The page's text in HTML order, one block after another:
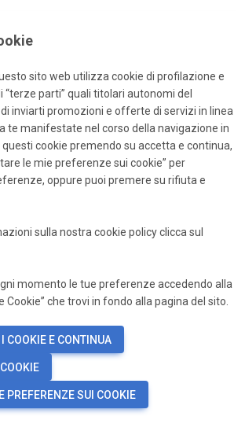
PREFERENZE COOKIElanguage IT
sito web utilizza cookie di profilazione e
“terze parti” quali titolari autonomi del
inviarti promozioni e offerte di servizi in linea
te manifestate nel corso della navigazione in
cookie premendo su accetta e continua,
le mie preferenze sui cookie” per
oppure puoi premere su rifiuta e
sulla nostra cookie policy clicca sul
momento le tue preferenze accedendo alla
che trovi in fondo alla pagina del sito.
COOKIE E CONTINUA
PREFERENZE SUI COOKIE